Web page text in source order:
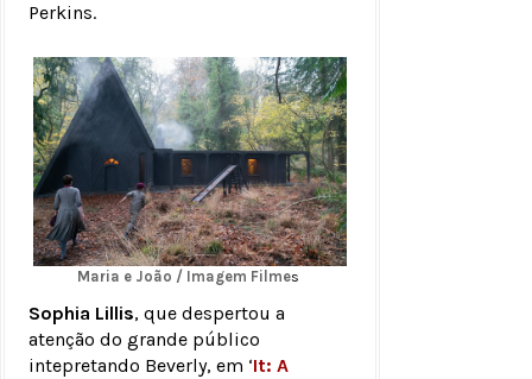
Perkins.
Maria e João / Imagem Filmes
Sophia Lillis, que despertou a
atenção do grande público
intepretando Beverly, em ‘It: A